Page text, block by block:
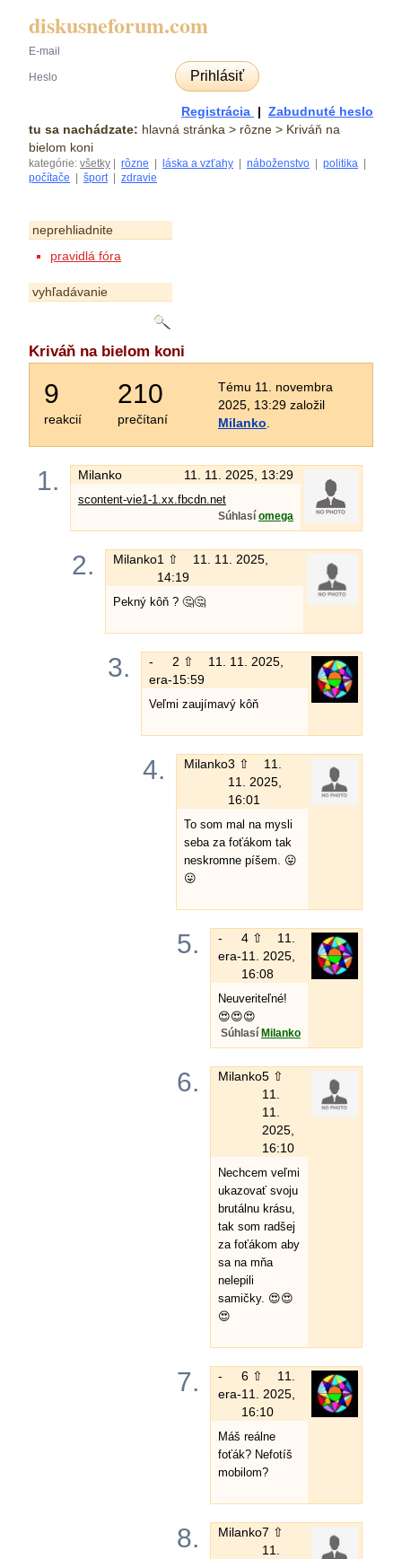
diskusneforum.com
Prihlásiť
Registrácia | Zabudnuté heslo
tu sa nachádzate: hlavná stránka > rôzne > Kriváň na
bielom koni
kategórie: všetky rôzne láska a vzťahy náboženstvo politika
počítače
šport| zdravie
neprehliadnite
pravidlá fóra
vyhľadávanie
Kriváň na bielom koni
9
reakcií
210
prečítaní
Tému 11. novembra
2025, 13:29 založil
Milanko
1. Milanko 11. 11. 2025, 13:29
scontent-vie1-1.xx.fbcdn.net
Súhlasí omega
2. Milanko1 ⇧
11. 11. 2025,
14:19
Pekný kôň ? 🤔🤔
3.
-
era-
2 ⇧
11. 11. 2025,
15:59
Veľmi zaujímavý kôň
4. Milanko3 ⇧
11.
11. 2025,
16:01
To som mal na mysli
seba za foťákom tak
neskromne píšem. 😛
😛
5.
-
era-
4 ⇧
11.
11. 2025,
16:08
Neuveriteľné!
😍😍😍
Súhlasí Milanko
6. Milanko5 ⇧
11.
11.
2025,
16:10
Nechcem veľmi
ukazovať svoju
brutálnu krásu,
tak som radšej
za foťákom aby
sa na mňa
nelepili
samičky. 😍😍
😍
7.
-
era-
6 ⇧
11.
11. 2025,
16:10
Máš reálne
foťák? Nefotíš
mobilom?
8. Milanko7 ⇧
11.